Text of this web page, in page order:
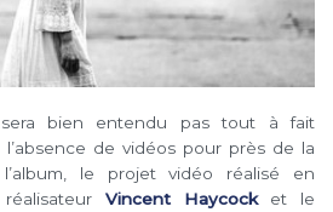
bien entendu pas tout à fait
de vidéos pour près de la
le projet vidéo réalisé en
Vincent Haycocket le